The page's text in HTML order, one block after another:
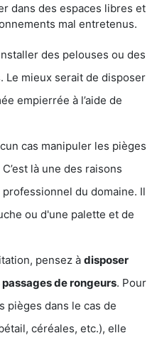
dans des espaces libres et
mal entretenus.
des pelouses ou des
Le mieux serait de disposer
empierrée à l’aide de
cas manipuler les pièges
là une des raisons
professionnel du domaine. Il
ou d'une palette et de
pensez à disposer
de rongeurs. Pour
pièges dans le cas de
céréales, etc.), elle